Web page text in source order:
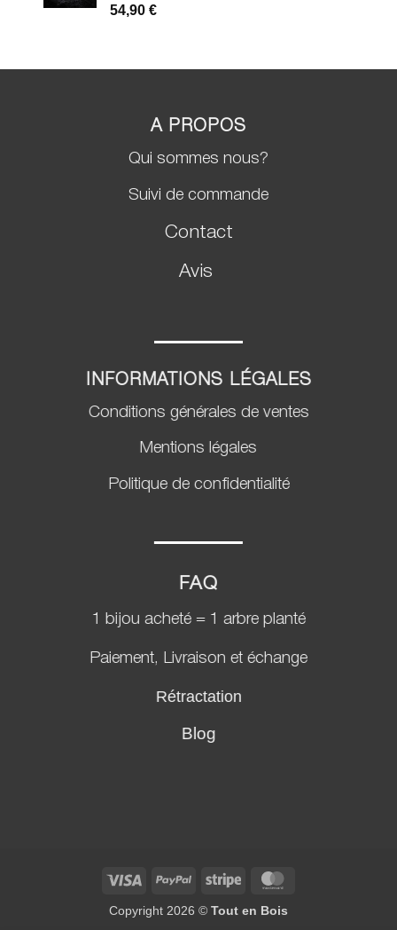
Noté5.00
2
54,90 €
A PROPOS
Qui sommes nous?
Suivi de commande
Contact
Avis
INFORMATIONS LÉGALES
Conditions générales de ventes
Mentions légales
Politique de confidentialité
FAQ
1 bijou acheté = 1 arbre planté
Paiement, Livraison et échange
Rétractation
Blog
Visa PayPal Stripe
Copyright 2026 © Tout en Bois